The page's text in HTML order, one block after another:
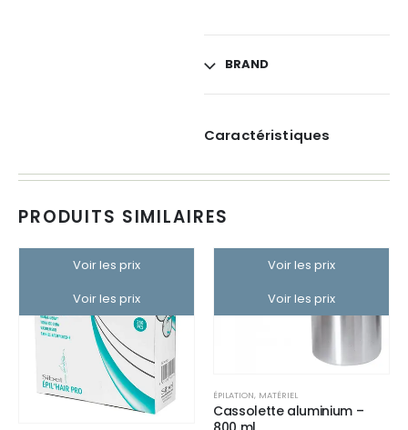
BRAND
Caractéristiques
PRODUITS SIMILAIRES
Voir les prix
Voir les prix
Voir les prix
Voir les prix
ÉPILATION, MATÉRIEL
Cassolette aluminium –